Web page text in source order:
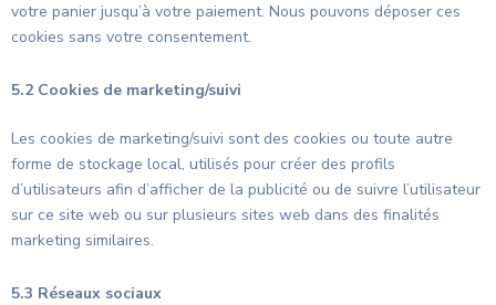
votre panier jusqu’à votre paiement. Nous pouvons déposer ces
cookies sans votre consentement.
5.2 Cookies de marketing/suivi
Les cookies de marketing/suivi sont des cookies ou toute autre
forme de stockage local, utilisés pour créer des profils
d’utilisateurs afin d’afficher de la publicité ou de suivre l’utilisateur
sur ce site web ou sur plusieurs sites web dans des finalités
marketing similaires.
5.3 Réseaux sociaux